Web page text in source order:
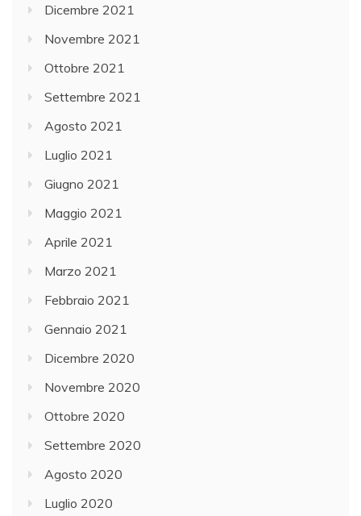
Dicembre 2021
Novembre 2021
Ottobre 2021
Settembre 2021
Agosto 2021
Luglio 2021
Giugno 2021
Maggio 2021
Aprile 2021
Marzo 2021
Febbraio 2021
Gennaio 2021
Dicembre 2020
Novembre 2020
Ottobre 2020
Settembre 2020
Agosto 2020
Luglio 2020